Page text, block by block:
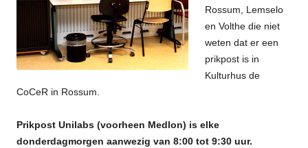
Rossum, Lemselo
en Volthe die niet
weten dat er een
prikpost is in
Kulturhus de
CoCeR in Rossum.
Prikpost Unilabs (voorheen Medlon) is elke
donderdagmorgen aanwezig van 8:00 tot 9:30 uur.